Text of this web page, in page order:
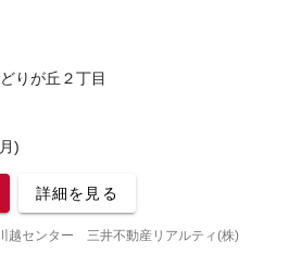
りが丘２丁目
)
詳細を見る
越センター 三井不動産リアルティ(株)